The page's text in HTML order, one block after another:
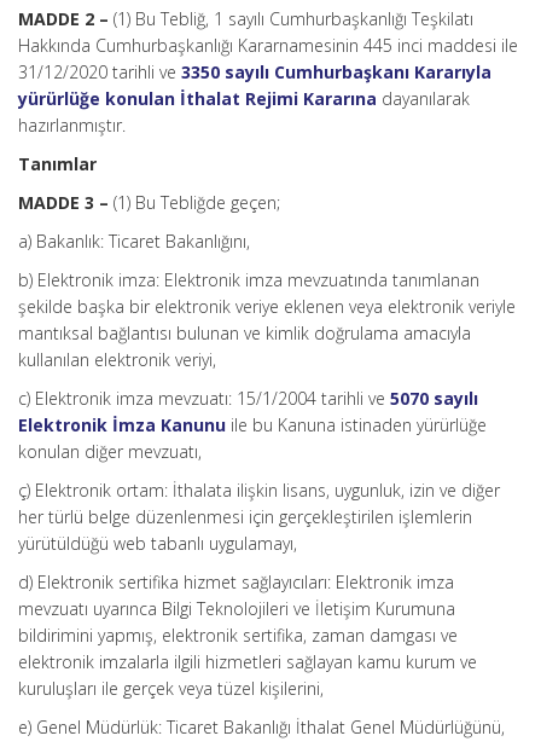
MADDE 2 – (1) Bu Tebliğ, 1 sayılı Cumhurbaşkanlığı Teşkilatı
Hakkında Cumhurbaşkanlığı Kararnamesinin 445 inci maddesi ile
31/12/2020 tarihli ve 3350 sayılı Cumhurbaşkanı Kararıyla
yürürlüğe konulan İthalat Rejimi Kararına dayanılarak
hazırlanmıştır.
Tanımlar
MADDE 3 – (1) Bu Tebliğde geçen;
a) Bakanlık: Ticaret Bakanlığını,
b) Elektronik imza: Elektronik imza mevzuatında tanımlanan
şekilde başka bir elektronik veriye eklenen veya elektronik veriyle
mantıksal bağlantısı bulunan ve kimlik doğrulama amacıyla
kullanılan elektronik veriyi,
c) Elektronik imza mevzuatı: 15/1/2004 tarihli ve 5070 sayılı
Elektronik İmza Kanunu ile bu Kanuna istinaden yürürlüğe
konulan diğer mevzuatı,
ç) Elektronik ortam: İthalata ilişkin lisans, uygunluk, izin ve diğer
her türlü belge düzenlenmesi için gerçekleştirilen işlemlerin
yürütüldüğü web tabanlı uygulamayı,
d) Elektronik sertifika hizmet sağlayıcıları: Elektronik imza
mevzuatı uyarınca Bilgi Teknolojileri ve İletişim Kurumuna
bildirimini yapmış, elektronik sertifika, zaman damgası ve
elektronik imzalarla ilgili hizmetleri sağlayan kamu kurum ve
kuruluşları ile gerçek veya tüzel kişilerini,
e) Genel Müdürlük: Ticaret Bakanlığı İthalat Genel Müdürlüğünü,